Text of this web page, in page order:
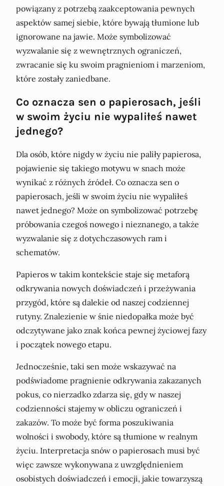
powiązany z potrzebą zaakceptowania pewnych
aspektów samej siebie, które bywają tłumione lub
ignorowane na jawie. Może symbolizować
wyzwalanie się z wewnętrznych ograniczeń,
zwracanie się ku swoim pragnieniom i marzeniom,
które zostały zaniedbane.
Co oznacza sen o papierosach, jeśli
w swoim życiu nie wypaliłeś nawet
jednego?
Dla osób, które nigdy w życiu nie paliły papierosa,
pojawienie się takiego motywu w snach może
wynikać z różnych źródeł. Co oznacza sen o
papierosach, jeśli w swoim życiu nie wypaliłeś
nawet jednego? Może on symbolizować potrzebę
próbowania czegoś nowego i nieznanego, a także
wyzwalanie się z dotychczasowych ram i
schematów.
Papieros w takim kontekście staje się metaforą
odkrywania nowych doświadczeń i przeżywania
przygód, które są dalekie od naszej codziennej
rutyny. Znalezienie w śnie niedopałka może być
odczytywane jako znak końca pewnej życiowej fazy
i początek nowego etapu.
Jednocześnie, taki sen może wskazywać na
podświadome pragnienie odkrywania zakazanych
pokus, co nierzadko zdarza się, gdy w naszej
codzienności stajemy w obliczu ograniczeń i
zakazów. To może być forma poszukiwania
wolności i swobody, które są tłumione w realnym
życiu. Interpretacja snów o papierosach musi być
więc zawsze wykonywana z uwzględnieniem
osobistych doświadczeń i emocji, jakie towarzyszą